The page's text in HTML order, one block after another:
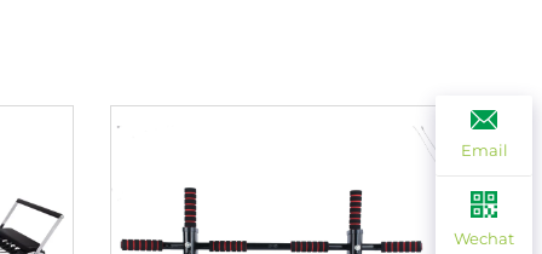
Email
Wechat